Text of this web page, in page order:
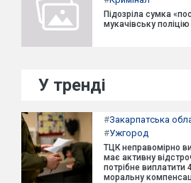
Підозріла сумка
мукачівську
У тренді
#Закарпатська
#Ужгород
ТЦК неправомірно
має активну
потрібне виплатити
моральну